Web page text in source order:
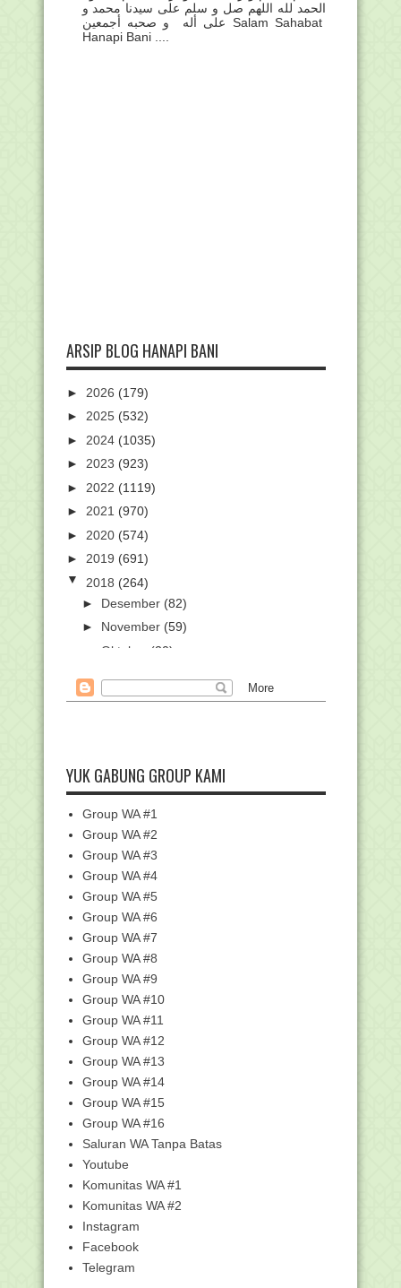
الحمد لله اللهم صل و سلم على سيدنا محمد و
على أله و صحبه أجمعين Salam Sahabat
Hanapi Bani ....
ARSIP BLOG HANAPI BANI
► 2026 (179)
► 2025 (532)
► 2024 (1035)
► 2023 (923)
► 2022 (1119)
► 2021 (970)
► 2020 (574)
► 2019 (691)
▼ 2018 (264)
► Desember (82)
► November (59)
Oktober
(20)
►Agustus(1)
►Maret(27)
▼Februari(23)
Pengumuman Pendaftaran Calon
Anggota KPU Kab/Kota ...
Undangan Silaturrahmi bersama Kepala
Kantor Kemena...
Tanggal Penting untuk Seluruh
Madrasah Ibtidaiyah ...
MAN 5 HSU Fasilitasi Siswa Daftar
SNMPTN
Seleksi SGI Master Teacher, Uji
Komitmen Guru hulu...
Usai Tolak Perayaan Valentine's Day, ISI
STIA Amun...
Bagus, Harumkan MAN 3 Bantul di
Kancah Internasional
DOWNLOAD FILE "Keputusan Bahtsul
Masail PWNU Jawa ...
TABLIGH AKBAR bersama
KH.MUHAMMAD BAKHIET ( GURU
B...
PTT Bisa Diberhentikan Kapan Saja
Tahun 2019 Kab. ...
Download Buku Panduan Simpatika
Versi Terbaru (Ver...
Daftar Calon PPS yang Lulus
YUK GABUNG GROUP KAMI
Group WA #1
Group WA #2
Group WA #3
Group WA #4
Group WA #5
Group WA #6
Group WA #7
Group WA #8
Group WA #9
Group WA #10
Group WA #11
Group WA #12
Group WA #13
Group WA #14
Group WA #15
Group WA #16
Saluran WA Tanpa Batas
Youtube
Komunitas WA #1
Komunitas WA #2
Instagram
Facebook
Telegram